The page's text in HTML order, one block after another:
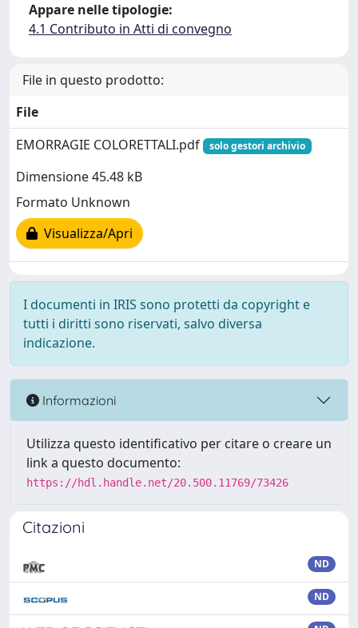
Appare nelle tipologie:
4.1 Contributo in Atti di convegno
File in questo prodotto:
File
EMORRAGIE COLORETTALI.pdf
solo gestori archivio
Dimensione 45.48 kB
Formato Unknown
Visualizza/Apri
I documenti in IRIS sono protetti da copyright e
tutti i diritti sono riservati, salvo diversa
indicazione.
Informazioni
Utilizza questo identificativo per citare o creare un
link a questo documento:
https://hdl.handle.net/20.500.11769/73426
Citazioni
ND
ND